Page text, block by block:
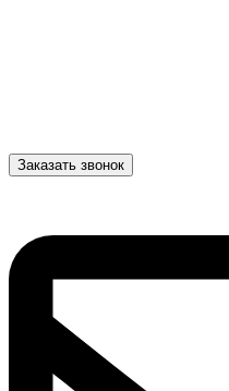
Заказать звонок